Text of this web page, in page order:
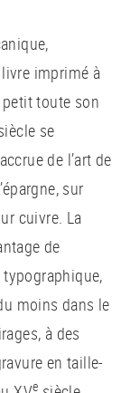
imprimé à
toute son
se
de l’art de
sur
cuivre. La
de
moins dans le
à des
en taille-
e